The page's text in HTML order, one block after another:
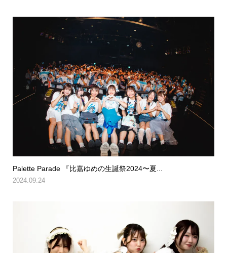
Palette Parade 『比嘉ゆめの生誕祭2024〜夏...
2024.09.24